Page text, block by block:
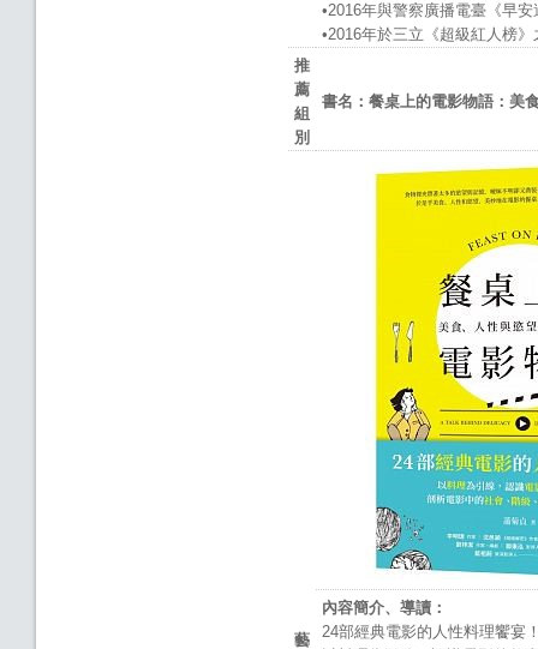
•2016年與警察廣播電臺《早
•2016年於三立《超級紅人榜
推
薦
組
別
書名：餐桌上的電影物語：美
藝
內容簡介、導讀：
24部經典電影的人性料理饗宴